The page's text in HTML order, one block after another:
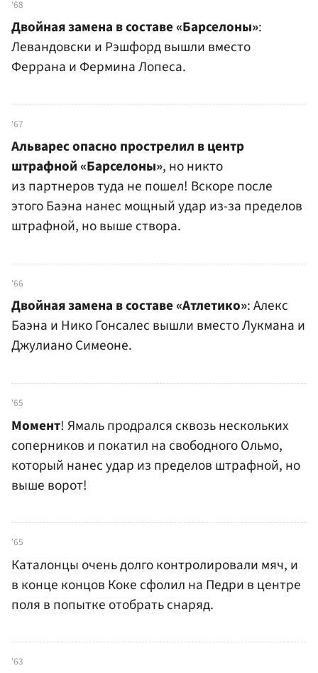
'68
Двойная замена в составе «Барселоны»:
Левандовски и Рэшфорд вышли вместо
Феррана и Фермина Лопеса.
'67
Альварес опасно прострелил в центр
штрафной «Барселоны», но никто
из партнеров туда не пошел! Вскоре после
этого Баэна нанес мощный удар из-за пределов
штрафной, но выше створа.
'66
Двойная замена в составе «Атлетико»: Алекс
Баэна и Нико Гонсалес вышли вместо Лукмана и
Джулиано Симеоне.
'65
Момент! Ямаль продрался сквозь нескольких
соперников и покатил на свободного Ольмо,
который нанес удар из пределов штрафной, но
выше ворот!
'65
Каталонцы очень долго контролировали мяч, и
в конце концов Коке сфолил на Педри в центре
поля в попытке отобрать снаряд.
'63